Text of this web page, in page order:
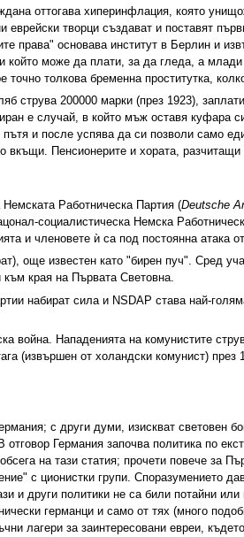
оттогава хиперинфлация, която
творци създават и поставят
права" основава институт в Берлин и
който може да плати, за да гледа, а млади
толкова бременна проститутка,
струва 200000 марки (през 1923),
е случай, в който мъж оставя куфара
и после успява да си позволи само
вкъщи. Пенсионерите и хората,
Работническа Партия (Deutsche
социалистическа Немска
и членовете ѝ са под постоянна атака
още известен като "бирен пуч". Сред
края на Първата Световна.
набират сила и NSDAP става най-
война. Нападенията на комунистите
(извършен от холандски комунист)
с други думи, изискват световен
отговор Германия започва политика по
на тази статия; прочети повече за
с ционистки групи. Споразумението
и други политики не са били потайни
германци и само от тях (много
лагери за заинтересовани евреи,